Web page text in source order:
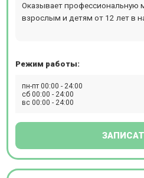
Оказывает
взрослым и детям от 12 лет в
Круглосуточно проводит МРТ и
абонементы. Прием по записи.
Бабушкинская, 5 минут езды (автобус № 181, 696;
Режим работы:
пн-пт 00:00 - 24:00
сб 00:00 - 24:00
вс 00:00 - 24:00